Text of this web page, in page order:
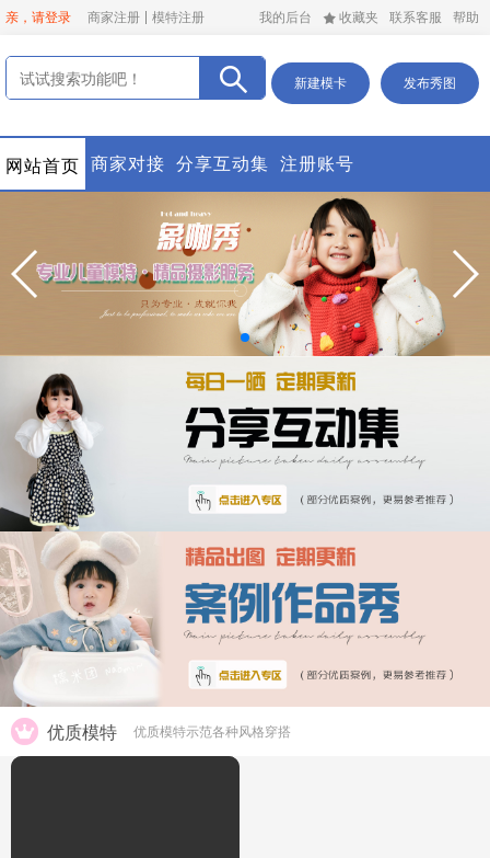
亲，请登录 商家注册 模特注册 我的后台 收藏夹 联系客服 帮助
新建模卡 发布秀图
网站首页 商家对接 分享互动集 注册账号
优质模特 优质模特示范各种风格穿搭